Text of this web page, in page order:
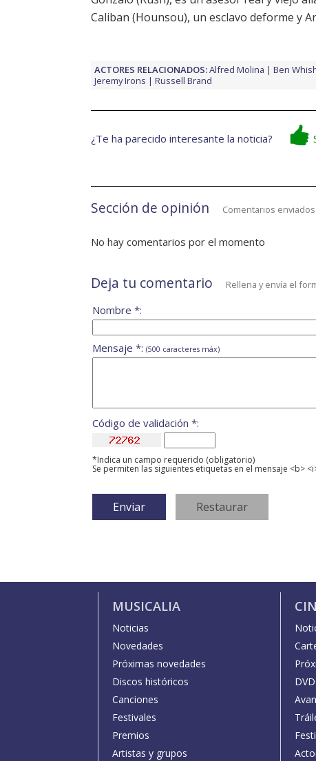
Caliban (Hounsou), un esclavo deforme y
ACTORES RELACIONADOS:Alfred Molina Ben
Jeremy Irons
Russell Brand
¿Te ha parecido interesante la noticia?
Sección de opinión Comentarios
No hay comentarios por el momento
Deja tu comentario Rellena y envía el
Nombre *:
Mensaje *: (500 caracteres máx)
Código de validación *:
*Indica un campo requerido (obligatorio)
Se permiten las siguientes etiquetas en el mensaje <b>
MUSICALIA
Noticias
Novedades
Próximas novedades
Discos históricos
Canciones
Festivales
Premios
Artistas y grupos
DVD